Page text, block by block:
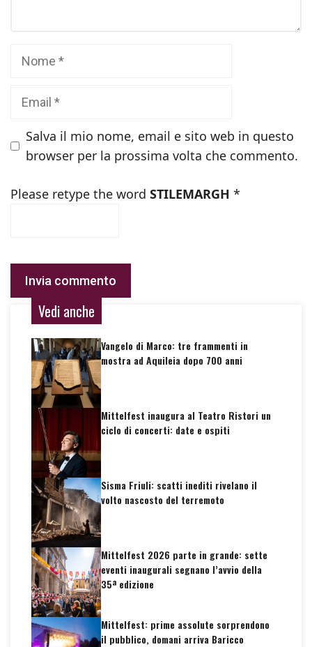
Salva il mio nome, email e sito web in questo
browser per la prossima volta che commento.
Please retype the word STILEMARGH *
Vedi anche
Vangelo di Marco: tre frammenti in
mostra ad Aquileia dopo 700 anni
Mittelfest inaugura al Teatro Ristori un
ciclo di concerti: date e ospiti
Sisma Friuli: scatti inediti rivelano il
volto nascosto del terremoto
Mittelfest 2026 parte in grande: sette
eventi inaugurali segnano l’avvio della
35ª edizione
Mittelfest: prime assolute sorprendono
il pubblico, domani arriva Baricco